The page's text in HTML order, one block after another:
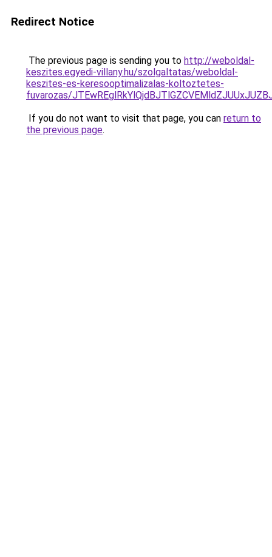
Redirect Notice
The previous page is sending you to http://weboldal-
keszites.egyedi-villany.hu/szolgaltatas/weboldal-
keszites-es-keresooptimalizalas-koltoztetes-
fuvarozas/
If you do not want to visit that page, you can return to
the previous page.